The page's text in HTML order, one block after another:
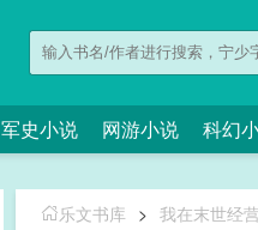
军史小说 网游小说 科幻
乐文书库 > 我在末世经